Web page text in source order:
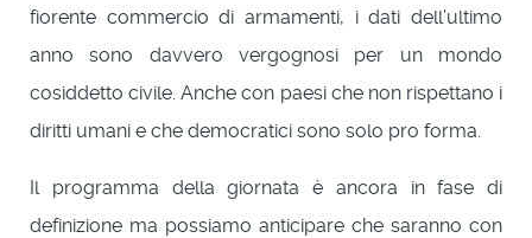
fiorente commercio di armamenti, i dati dell’ultimo
anno sono davvero vergognosi per un mondo
cosiddetto civile. Anche con paesi che non rispettano i
diritti umani e che democratici sono solo pro forma.
Il programma della giornata è ancora in fase di
definizione ma possiamo anticipare che saranno con